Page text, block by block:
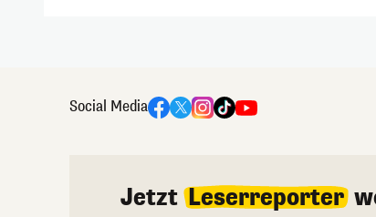
Social Media
Jetzt Leserreporter